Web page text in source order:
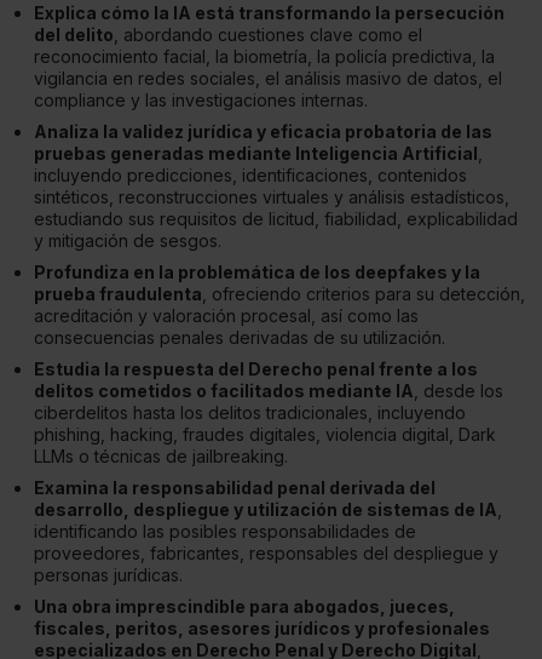
Explica cómo la IA está transformando la persecución
del delito , abordando cuestiones clave como el
reconocimiento facial, la biometría, la policía predictiva, la
vigilancia en redes sociales, el análisis masivo de datos, el
compliance y las investigaciones internas.
Analiza la validez jurídica y eficacia probatoria de las
pruebas generadas mediante Inteligencia Artificial
incluyendo predicciones, identificaciones, contenidos
sintéticos, reconstrucciones virtuales y análisis estadísticos,
estudiando sus requisitos de licitud, fiabilidad, explicabilidad
y mitigación de sesgos.
Profundiza en la problemática de los deepfakes y la
prueba fraudulenta , ofreciendo criterios para su detección,
acreditación y valoración procesal, así como las
consecuencias penales derivadas de su utilización.
Estudia la respuesta del Derecho penal frente a los
delitos cometidos o facilitados mediante IA , desde los
ciberdelitos hasta los delitos tradicionales, incluyendo
phishing, hacking, fraudes digitales, violencia digital, Dark
LLMs o técnicas de jailbreaking.
Examina la responsabilidad penal derivada del
desarrollo, despliegue y utilización de sistemas de IA
identificando las posibles responsabilidades de
proveedores, fabricantes, responsables del despliegue y
personas jurídicas.
Una obra imprescindible para abogados, jueces,
fiscales, peritos, asesores jurídicos y profesionales
especializados en Derecho Penal y Derecho Digital